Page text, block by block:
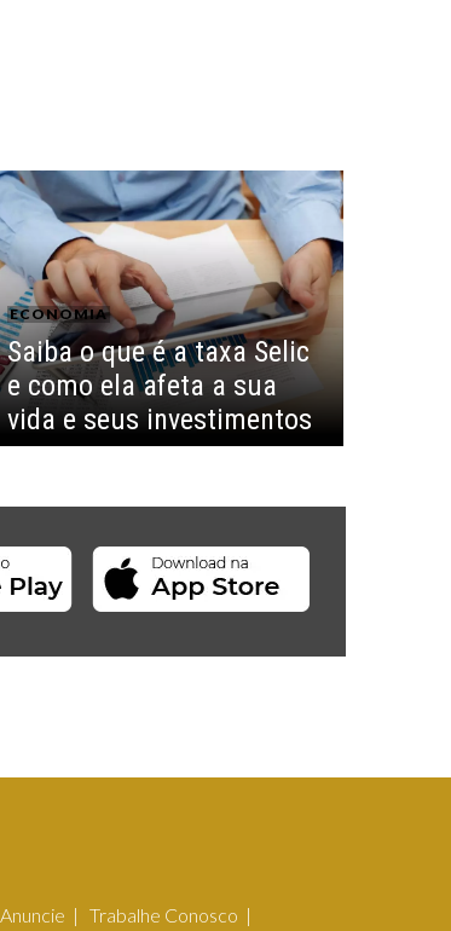
ECONOMIA
Saiba o que é a taxa Selic
e como ela afeta a sua
vida e seus investimentos
Anuncie Trabalhe Conosco